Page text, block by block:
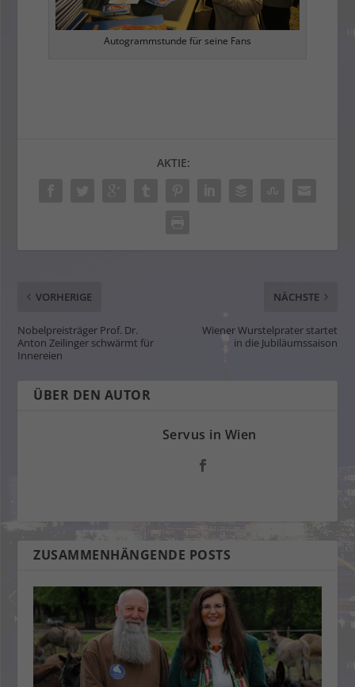
Autogrammstunde für seine Fans
AKTIE:
VORHERIGE
Nobelpreisträger Prof. Dr.
Anton Zeilinger schwärmt für
Innereien
NÄCHSTE
Wiener Wurstelprater startet
in die Jubiläumssaison
ÜBER DEN AUTOR
Servus in Wien
ZUSAMMENHÄNGENDE POSTS